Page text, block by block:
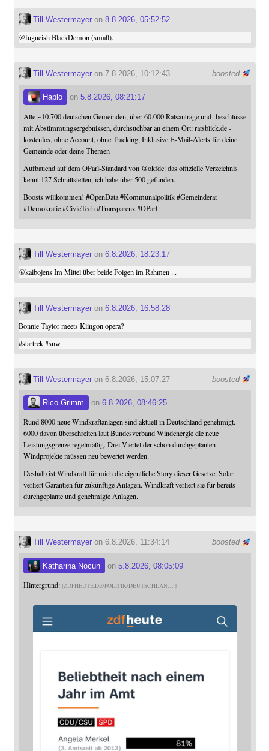
Till Westermayeron 8.8.2026, 05:52:52
@fugueishBlackDemon (small).
boosted
Till Westermayeron 7.8.2026, 10:12:43
Haplo on 5.8.2026, 08:21:17
Alle ~10.700 deutschen Gemeinden, über 60.000 Ratsanträge und -beschlüsse
mit Abstimmungsergebnissen, durchsuchbar an einem Ort: ratsblick.de -
kostenlos, ohne Account, ohne Tracking, Inklusive E-Mail-Alerts für deine
Gemeinde oder deine Themen
Aufbauend auf dem OParl-Standard von @okfde: das offizielle Verzeichnis
kennt 127 Schnittstellen, ich habe über 500 gefunden.
Boosts willkommen! #OpenData #Kommunalpolitik #Gemeinderat
#Demokratie #CivicTech #Transparenz #OParl
Till Westermayeron 6.8.2026, 18:23:17
@kaibojensIm Mittel über beide Folgen im Rahmen ...
Till Westermayeron 6.8.2026, 16:58:28
Bonnie Taylor meets Klingon opera?
#startrek #snw
boosted
Till Westermayeron 6.8.2026, 15:07:27
Rico Grimm on 6.8.2026, 08:46:25
Rund 8000 neue Windkraftanlagen sind aktuell in Deutschland genehmigt.
6000 davon überschreiten laut Bundesverband Windenergie die neue
Leistungsgrenze regelmäßig. Drei Viertel der schon durchgeplanten
Windprojekte müssen neu bewertet werden.
Deshalb ist Windkraft für mich die eigentliche Story dieser Gesetze: Solar
verliert Garantien für zukünftige Anlagen. Windkraft verliert sie für bereits
durchgeplante und genehmigte Anlagen.
boosted
Till Westermayeron 6.8.2026, 11:34:14
Katharina Nocun on 5.8.2026, 08:05:09
Hintergrund: ZDFHEUTE.DE/POLITIK/DEUTSCHLAN